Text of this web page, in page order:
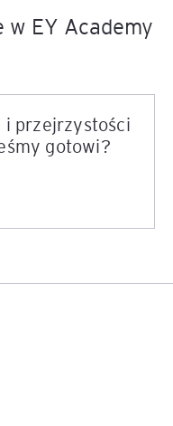
EY Academy
i przejrzystości
gotowi?